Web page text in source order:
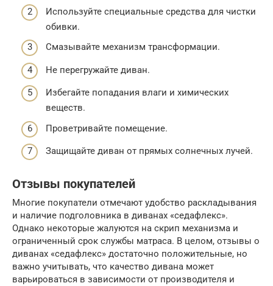
Используйте специальные средства для чистки
обивки.
Смазывайте механизм трансформации.
Не перегружайте диван.
Избегайте попадания влаги и химических
веществ.
Проветривайте помещение.
Защищайте диван от прямых солнечных лучей.
Отзывы покупателей
Многие покупатели отмечают удобство раскладывания
и наличие подголовника в диванах «седафлекс».
Однако некоторые жалуются на скрип механизма и
ограниченный срок службы матраса. В целом, отзывы о
диванах «седафлекс» достаточно положительные, но
важно учитывать, что качество дивана может
варьироваться в зависимости от производителя и